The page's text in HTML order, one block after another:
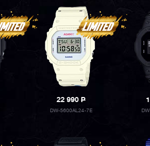
22 990P
DW-5600AL24-7E